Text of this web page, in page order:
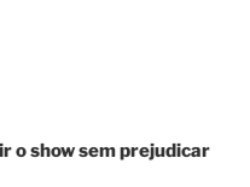
o show sem prejudicar